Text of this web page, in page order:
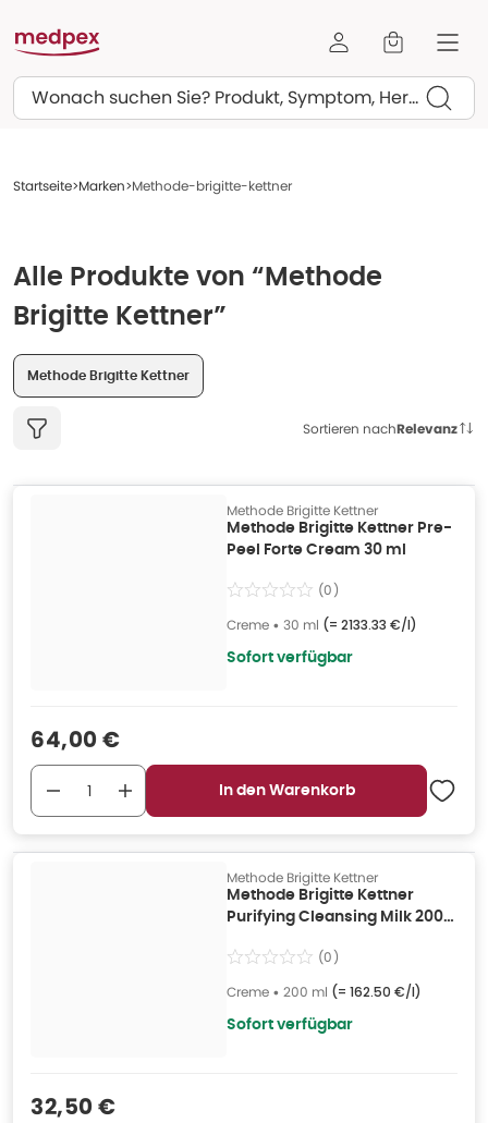
Suchen
Startseite Marken Methode-brigitte-kettner
Alle Produkte von “Methode
Brigitte Kettner”
Methode Brigitte Kettner
Sortieren nachRelevanz
Methode Brigitte Kettner
Methode Brigitte Kettner Pre-
Peel Forte Cream 30 ml
(0)
Creme • 30 ml (= 2133.33 €/l)
Sofort verfügbar
Verkaufspreis
64,00 €
In den Warenkorb
Methode Brigitte Kettner
Methode Brigitte Kettner
Purifying Cleansing Milk 200
(0)
Creme • 200 ml (= 162.50 €/l)
Sofort verfügbar
Verkaufspreis
32,50 €